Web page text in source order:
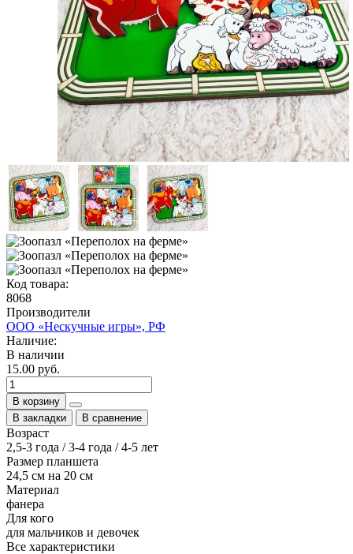
Код товара:
8068
Производители
ООО «Нескучные игры», РФ
Наличие:
В наличии
15.00 руб.
В корзину
В закладки
В сравнение
Возраст
2,5-3 года / 3-4 года / 4-5 лет
Размер планшета
24,5 см на 20 см
Материал
фанера
Для кого
для мальчиков и девочек
Все характеристики